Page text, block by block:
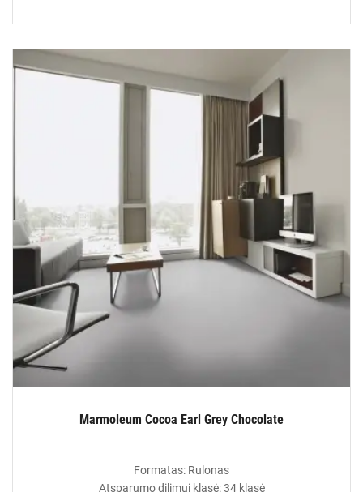
Marmoleum Cocoa Earl Grey Chocolate
Formatas: Rulonas
Atsparumo dilimui klasė: 34 klasė